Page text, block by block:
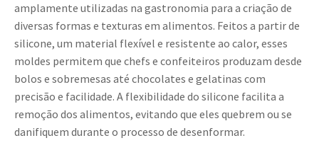
amplamente utilizadas na gastronomia para a criação de
diversas formas e texturas em alimentos. Feitos a partir de
silicone, um material flexível e resistente ao calor, esses
moldes permitem que chefs e confeiteiros produzam desde
bolos e sobremesas até chocolates e gelatinas com
precisão e facilidade. A flexibilidade do silicone facilita a
remoção dos alimentos, evitando que eles quebrem ou se
danifiquem durante o processo de desenformar.